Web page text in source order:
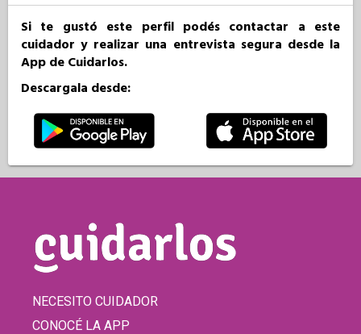
Si te gustó este perfil podés contactar a este
cuidador y realizar una entrevista segura desde la
App de Cuidarlos.
Descargala desde:
NECESITO CUIDADOR
CONOCÉ LA APP